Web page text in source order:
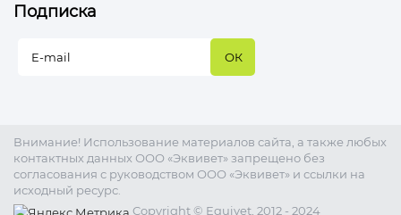
Подписка
Внимание! Использование материалов сайта, а также любых
контактных данных ООО «Эквивет» запрещено без
согласования с руководством ООО «Эквивет» и ссылки на
исходный ресурс.
Copyright © Equivet, 2012 - 2024